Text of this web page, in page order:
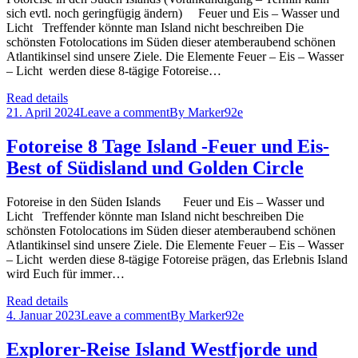
sich evtl. noch geringfügig ändern) Feuer und Eis – Wasser und
Licht Treffender könnte man Island nicht beschreiben Die
schönsten Fotolocations im Süden dieser atemberaubend schönen
Atlantikinsel sind unsere Ziele. Die Elemente Feuer – Eis – Wasser
– Licht werden diese 8-tägige Fotoreise…
Read details
21. April 2024Leave a commentBy Marker92e
Fotoreise 8 Tage Island -Feuer und Eis-
Best of Südisland und Golden Circle
Fotoreise in den Süden Islands Feuer und Eis – Wasser und
Licht Treffender könnte man Island nicht beschreiben Die
schönsten Fotolocations im Süden dieser atemberaubend schönen
Atlantikinsel sind unsere Ziele. Die Elemente Feuer – Eis – Wasser
– Licht werden diese 8-tägige Fotoreise prägen, das Erlebnis Island
wird Euch für immer…
Read details
4. Januar 2023Leave a commentBy Marker92e
Explorer-Reise Island Westfjorde und